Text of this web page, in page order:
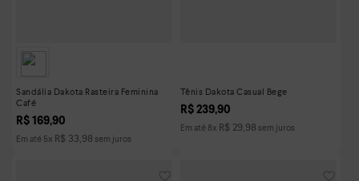
Sandália Dakota Rasteira Feminina
Café
R$ 169,90
Em até 5x R$ 33,98 sem juros
Tênis Dakota Casual Bege
R$ 239,90
Em até 8x R$ 29,98 sem juros